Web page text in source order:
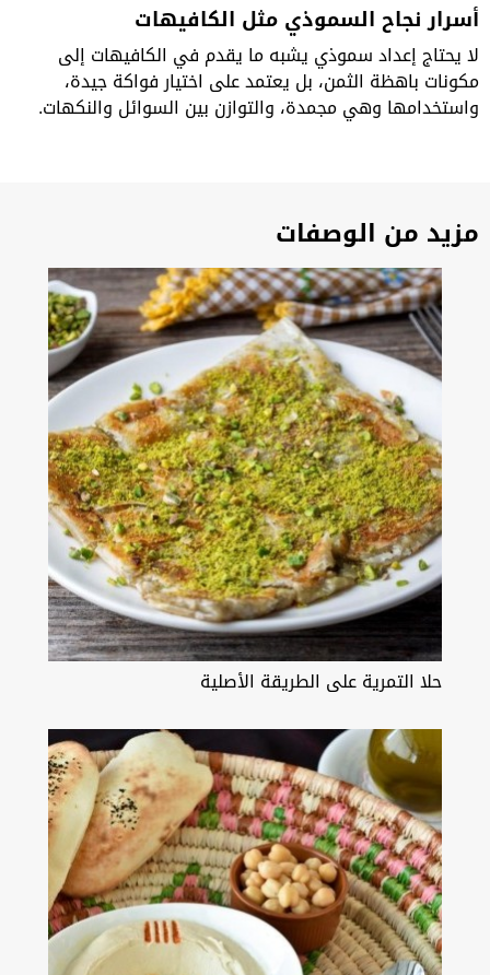
أسرار نجاح السموذي مثل الكافيهات
لا يحتاج إعداد سموذي يشبه ما يقدم في الكافيهات إلى
مكونات باهظة الثمن، بل يعتمد على اختيار فواكة جيدة،
واستخدامها وهي مجمدة، والتوازن بين السوائل والنكهات.
مزيد من الوصفات
حلا التمرية على الطريقة الأصلية